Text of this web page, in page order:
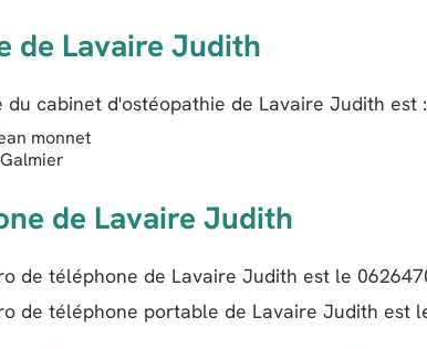
de Lavaire Judith
du cabinet d'ostéopathie de Lavaire Judith est :
monnet
de Lavaire Judith
de téléphone de Lavaire Judith est le
de téléphone portable de Lavaire Judith est